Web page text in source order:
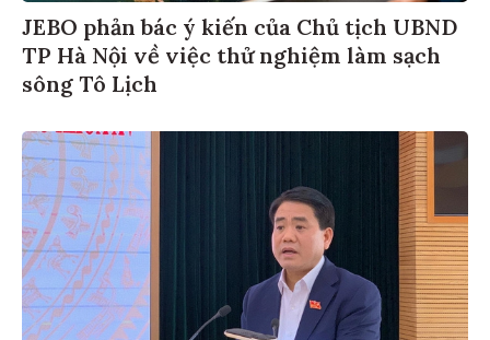
JEBO phản bác ý kiến của Chủ tịch UBND
TP Hà Nội về việc thử nghiệm làm sạch
sông Tô Lịch